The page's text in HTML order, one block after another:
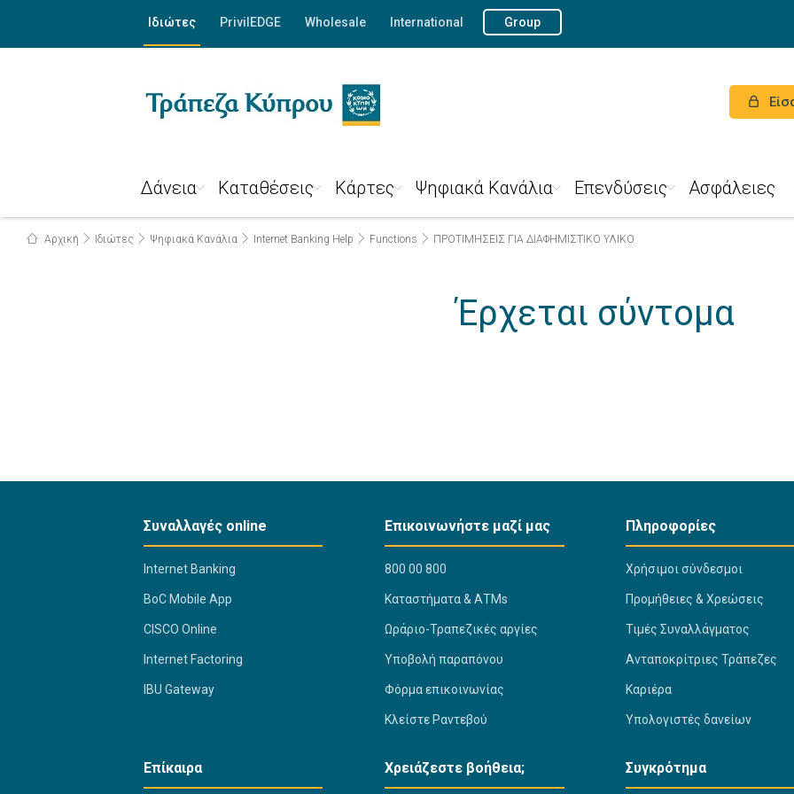
Ιδιώτες PrivilEDGE Wholesale International Group
Δάνεια Καταθέσεις Κάρτες Ψηφιακά Κανάλια Επενδύσεις Ασφάλειες
Αρχική Ιδιώτες Ψηφιακά Κανάλια Internet Banking Help Functions ΠΡΟΤΙΜΗΣΕΙΣ ΓΙΑ ΔΙΑΦΗΜΙΣΤΙΚΟ ΥΛΙΚΟ
Έρχεται σύντομα
Συναλλαγές online
Internet Banking
BoC Mobile App
CISCO Online
Internet Factoring
IBU Gateway
Επικοινωνήστε μαζί μας
800 00 800
Kαταστήματα & ΑΤΜs
Ωράριο-Τραπεζικές αργίες
Υποβολή παραπόνου
Φόρμα επικοινωνίας
Κλείστε Ραντεβού
Πληροφορίες
Χρήσιμοι σύνδεσμοι
Προμήθειες & Χρεώσεις
Τιμές Συναλλάγματος
Ανταποκρίτριες Τράπεζες
Καριέρα
Υπολογιστές δανείων
Επίκαιρα Χρειάζεστε βοήθεια; Συγκρότημα